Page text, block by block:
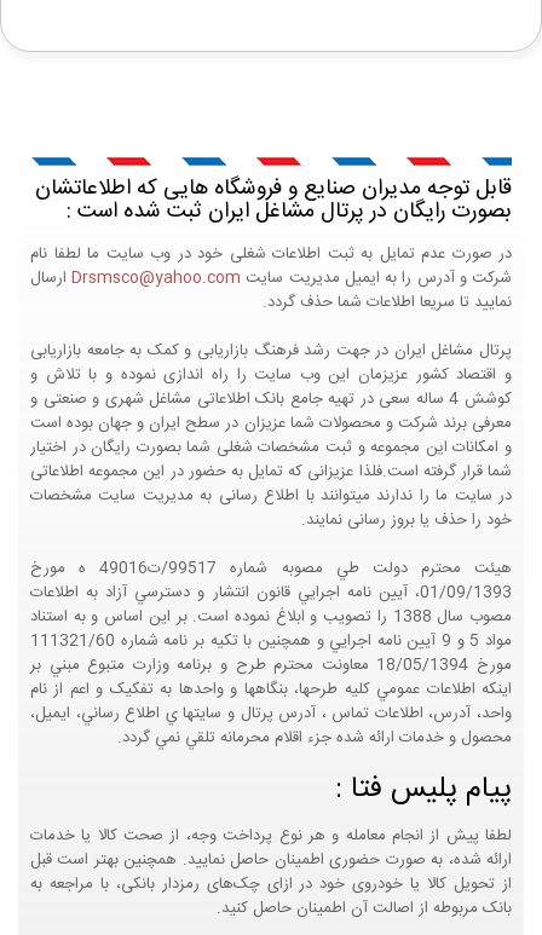
قابل توجه مدیران صنایع و فروشگاه هایی که اطلاعاتشان
بصورت رایگان در پرتال مشاغل ایران ثبت شده است :
در صورت عدم تمایل به ثبت اطلاعات شغلی خود در وب سایت ما لطفا نام
شرکت و آدرس را به ایمیل مدیریت سایت Drsmsco@yahoo.comارسال
نمایید تا سریعا اطلاعات شما حذف گردد.
پرتال مشاغل ایران در جهت رشد فرهنگ بازاریابی و کمک به جامعه بازاریابی
و اقتصاد کشور عزیزمان این وب سایت را راه اندازی نموده و با تلاش و
کوشش 4 ساله سعی در تهیه جامع بانک اطلاعاتی مشاغل شهری و صنعتی و
معرفی برند شرکت و محصولات شما عزیزان در سطح ایران و جهان بوده است
و امکانات این مجموعه و ثبت مشخصات شغلی شما بصورت رایگان در اختیار
شما قرار گرفته است.فلذا عزیزانی که تمایل به حضور در این مجموعه اطلاعاتی
در سایت ما را ندارند میتوانند با اطلاع رسانی به مدیریت سایت مشخصات
خود را حذف یا بروز رسانی نمایند.
هيئت محترم دولت طي مصوبه شماره 99517/ت49016 ه مورخ
01/09/1393، آيين نامه اجرايي قانون انتشار و دسترسي آزاد به اطلاعات
مصوب سال 1388 را تصويب و ابلاغ نموده است. بر اين اساس و به استناد
مواد 5 و 9 آيين نامه اجرايي و همچنين با تکيه بر نامه شماره 111321/60
مورخ 18/05/1394 معاونت محترم طرح و برنامه وزارت متبوع مبني بر
اينکه اطلاعات عمومي کليه طرحها، بنگاهها و واحدها به تفکيک و اعم از نام
واحد، آدرس، اطلاعات تماس ، آدرس پرتال و سايتها ي اطلاع رساني، ايميل،
محصول و خدمات ارائه شده جزء اقلام محرمانه تلقي نمي گردد.
پیام پلیس فتا :
لطفا پیش از انجام معامله و هر نوع پرداخت وجه، از صحت کالا یا خدمات
ارائه شده، به صورت حضوری اطمینان حاصل نمایید. همچنین بهتر است قبل
از تحویل کالا یا خودروی خود در ازای چک‌های رمزدار بانکی، با مراجعه به
بانک مربوطه از اصالت آن اطمینان حاصل کنید.